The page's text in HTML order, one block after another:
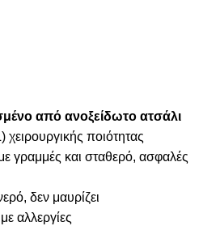
από ανοξείδωτο ατσάλι
ποιότητας
γραμμές και σταθερό, ασφαλές
δεν μαυρίζει
αλλεργίες